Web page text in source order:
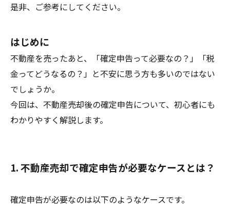
是非、ご参考にしてください。
はじめに
不動産を売ったあと、「確定申告って必要なの？」「税
金ってどうなるの？」と不安に思う方も多いのではない
でしょうか。
今回は、不動産売却後の確定申告について、初心者にも
わかりやすく解説します。
1. 不動産売却で確定申告が必要なケースとは？
確定申告が必要なのは以下のようなケースです。